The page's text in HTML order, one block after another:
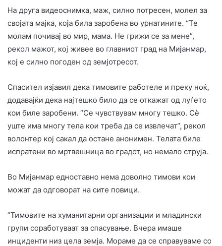
На друга видеоснимка, маж, силно потресен, молел за
својата мајка, која била заробена во урнатините. “Те
молам почивај во мир, мама. Не грижи се за мене”,
рекол мажот, кој живее во главниот град на Мијанмар,
кој е силно погоден од земјотресот.
Спасител изјавил дека тимовите работеле и преку ноќ,
додавајќи дека најтешко било да се откажат од луѓето
кои биле заробени. “Се чувствувам многу тешко. Сѐ
уште има многу тела кои треба да се извлечат”, рекол
волонтер кој сакал да остане анонимен. Телата биле
испратени во мртвешница во градот, но немало струја.
Во Мијанмар едноставно нема доволно тимови кои
можат да одговорат на сите повици.
“Тимовите на хуманитарни организации и младински
групи соработуваат за спасување. Вчера имаше
инциденти низ цела земја. Мораме да се справуваме со